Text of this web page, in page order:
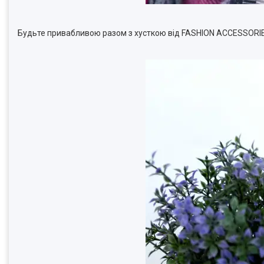
Будьте привабливою разом з хусткою від FASHION